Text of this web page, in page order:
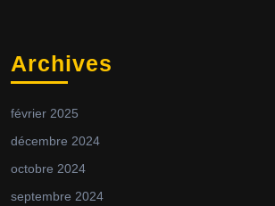
Archives
février 2025
décembre 2024
octobre 2024
septembre 2024